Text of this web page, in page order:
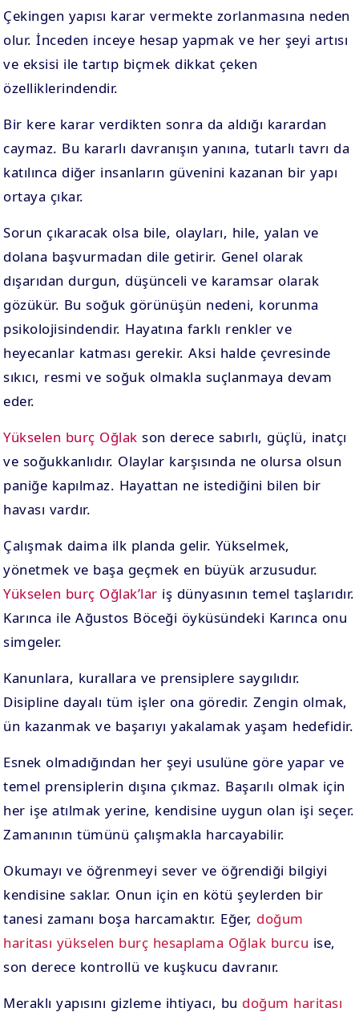
Çekingen yapısı karar vermekte zorlanmasına neden
olur. İnceden inceye hesap yapmak ve her şeyi artısı
ve eksisi ile tartıp biçmek dikkat çeken
özelliklerindendir.
Bir kere karar verdikten sonra da aldığı karardan
caymaz. Bu kararlı davranışın yanına, tutarlı tavrı da
katılınca diğer insanların güvenini kazanan bir yapı
ortaya çıkar.
Sorun çıkaracak olsa bile, olayları, hile, yalan ve
dolana başvurmadan dile getirir. Genel olarak
dışarıdan durgun, düşünceli ve karamsar olarak
gözükür. Bu soğuk görünüşün nedeni, korunma
psikolojisindendir. Hayatına farklı renkler ve
heyecanlar katması gerekir. Aksi halde çevresinde
sıkıcı, resmi ve soğuk olmakla suçlanmaya devam
eder.
Yükselen burç Oğlak son derece sabırlı, güçlü, inatçı
ve soğukkanlıdır. Olaylar karşısında ne olursa olsun
paniğe kapılmaz. Hayattan ne istediğini bilen bir
havası vardır.
Çalışmak daima ilk planda gelir. Yükselmek,
yönetmek ve başa geçmek en büyük arzusudur.
Yükselen burç Oğlak’lar iş dünyasının temel taşlarıdır.
Karınca ile Ağustos Böceği öyküsündeki Karınca onu
simgeler.
Kanunlara, kurallara ve prensiplere saygılıdır.
Disipline dayalı tüm işler ona göredir. Zengin olmak,
ün kazanmak ve başarıyı yakalamak yaşam hedefidir.
Esnek olmadığından her şeyi usulüne göre yapar ve
temel prensiplerin dışına çıkmaz. Başarılı olmak için
her işe atılmak yerine, kendisine uygun olan işi seçer.
Zamanının tümünü çalışmakla harcayabilir.
Okumayı ve öğrenmeyi sever ve öğrendiği bilgiyi
kendisine saklar. Onun için en kötü şeylerden bir
tanesi zamanı boşa harcamaktır. Eğer, doğum
haritası yükselen burç hesaplama Oğlak burcu ise,
son derece kontrollü ve kuşkucu davranır.
Meraklı yapısını gizleme ihtiyacı, bu doğum haritası